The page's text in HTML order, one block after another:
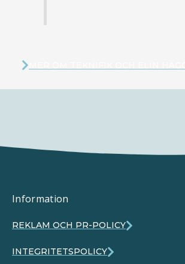
Information
REKLAM OCH PR-POLICY
INTEGRITETSPOLICY